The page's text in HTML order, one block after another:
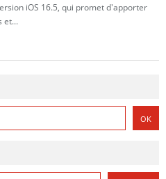
iOS 16.5, qui promet d'apporter
et...